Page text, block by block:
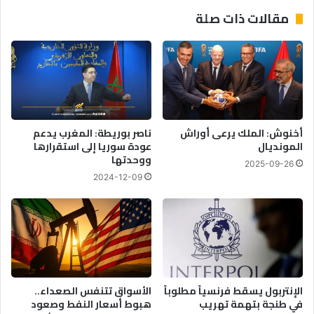
س
ق
ف
ا
ل
ع
ر
ق
م
ف
ر
ك
ا
ن
ق
ئ
ا
س
ث
ن
مقالات ذات صلة
أخنوش: الملك يرعى أوراش
المونديال
2025-09-26
ناصر بوريطة: المغرب يدعم
عودة سوريا إلى استقرارها
ووحدتها
2024-12-09
الإنتربول يسقط فرنسياً مطلوباً
في طنجة بتهمة تهريب
الأسواق تتنفس الصعداء..
هبوط أسعار النفط وصعود